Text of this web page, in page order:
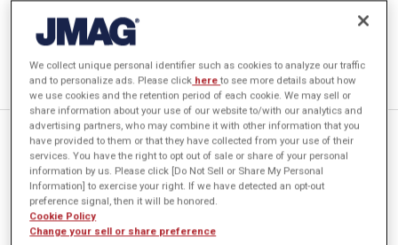
PIDOとの統合 – 高速なノンパ
深層生成モデルを活用した磁石
同期モータの自動設計システム
We collect unique personal identifier such as cookies to analyze our traffic
and to personalize ads. Please click hereto see more details about how
we use cookies and the retention period of each cookie. We may sell or
share information about your use of our website to/with our analytics and
advertising partners, who may combine it with other information that you
have provided to them or that they have collected from your use of their
services. You have the right to opt out of sale or share of your personal
information by us. Please click [Do Not Sell or Share My Personal
Information] to exercise your right. If we have detected an opt-out
preference signal, then it will be honored.
Cookie Policy
Change your sell or share preference